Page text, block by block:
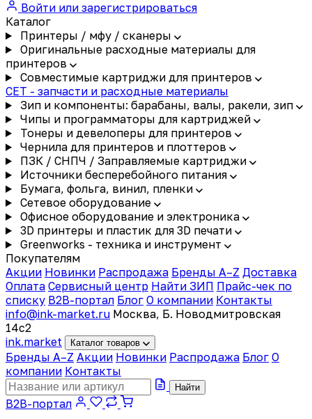
Войти или зарегистрироваться
Каталог
Принтеры / мфу / сканеры
Оригинальные расходные материалы для
принтеров
Совместимые картриджи для принтеров
CET - запчасти и расходные материалы
Зип и компоненты: барабаны, валы, ракели, зип
Чипы и программаторы для картриджей
Тонеры и девелоперы для принтеров
Чернила для принтеров и плоттеров
ПЗК / СНПЧ / Заправляемые картриджи
Источники бесперебойного питания
Бумага, фольга, винил, пленки
Сетевое оборудование
Офисное оборудование и электроника
3D принтеры и пластик для 3D печати
Greenworks - техника и инструмент
Покупателям
Акции Новинки Распродажа Бренды A–Z Доставка
Оплата Сервисный центр Найти ЗИП Прайс-чек по
списку B2B-портал Блог О компании Контакты
info@ink-market.ru Москва, Б. Новодмитровская
14с2
ink.market Каталог товаров
Бренды A–Z Акции Новинки Распродажа Блог О
компании Контакты
Найти
B2B-портал